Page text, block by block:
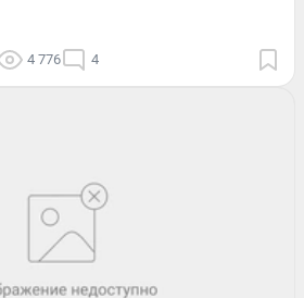
4 776 4